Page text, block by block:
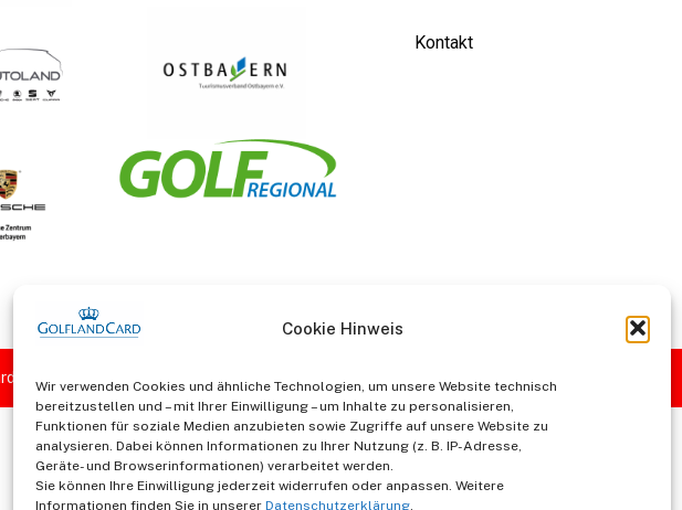
Cookie Hinweis
Wir verwenden Cookies und ähnliche Technologien, um unsere Website technisch
bereitzustellen und – mit Ihrer Einwilligung – um Inhalte zu personalisieren,
Funktionen für soziale Medien anzubieten sowie Zugriffe auf unsere Website zu
analysieren. Dabei können Informationen zu Ihrer Nutzung (z. B. IP-Adresse,
Geräte- und Browserinformationen) verarbeitet werden.
Sie können Ihre Einwilligung jederzeit widerrufen oder anpassen. Weitere
Informationen finden Sie in unserer Datenschutzerklärung.
Kontakt